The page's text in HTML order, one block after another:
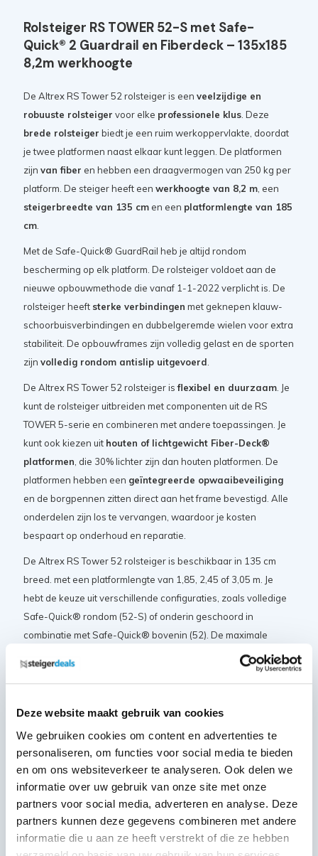
Deze website maakt gebruik van cookies
We gebruiken cookies om content en advertenties te
personaliseren, om functies voor social media te bieden
en om ons websiteverkeer te analyseren. Ook delen we
informatie over uw gebruik van onze site met onze
partners voor social media, adverteren en analyse. Deze
partners kunnen deze gegevens combineren met andere
informatie die u aan ze heeft verstrekt of die ze hebben
Rolsteiger RS TOWER 52-S met Safe-
Quick® 2 Guardrail en Fiberdeck – 135x185
8,2m werkhoogte
De Altrex RS Tower 52 rolsteiger is een veelzijdige en
robuuste rolsteiger voor elke professionele klus. Deze
brede rolsteiger biedt je een ruim werkoppervlakte, doordat
je twee platformen naast elkaar kunt leggen. De platformen
zijn van fiber en hebben een draagvermogen van 250 kg per
platform. De steiger heeft een werkhoogte van 8,2 m, een
steigerbreedte van 135 cmen een platformlengte van 185
cm.
Met de Safe-Quick® GuardRail heb je altijd rondom
bescherming op elk platform. De rolsteiger voldoet aan de
nieuwe opbouwmethode die vanaf 1-1-2022 verplicht is. De
rolsteiger heeft sterke verbindingen met geknepen klauw-
schoorbuisverbindingen en dubbelgeremde wielen voor extra
stabiliteit. De opbouwframes zijn volledig gelast en de sporten
zijn volledig rondom antislip uitgevoerd
De Altrex RS Tower 52 rolsteiger isflexibel en duurzaam. Je
kunt de rolsteiger uitbreiden met componenten uit de RS
TOWER 5-serie en combineren met andere toepassingen. Je
kunt ook kiezen uit houten of lichtgewicht Fiber-Deck®
platformen , die 30% lichter zijn dan houten platformen. De
platformen hebben een geïntegreerde opwaaibeveiliging
en de borgpennen zitten direct aan het frame bevestigd. Alle
onderdelen zijn los te vervangen, waardoor je kosten
bespaart op onderhoud en reparatie.
De Altrex RS Tower 52 rolsteiger is beschikbaar in 135 cm
breed. met een platformlengte van 1,85, 2,45 of 3,05 m. Je
hebt de keuze uit verschillende configuraties, zoals volledige
Safe-Quick® rondom (52-S) of onderin geschoord in
combinatie met Safe-Quick® bovenin (52). De maximale
keurmerken en certificaten:
VGS veiligheidsgarantie
Nederlandse warenwet
NEN 2484
Europese EN 131 norm
TÜV certificaat